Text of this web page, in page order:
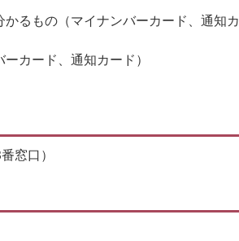
るもの（マイナンバーカード、通知カ
カード、通知カード）
窓口）